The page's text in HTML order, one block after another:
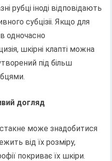
рубці іноді відповідають
субцізіі. Якщо для
одночасно
шкірні клапті можна
під більш
догляд
може знадобитися
від їх розміру,
покриває їх шкіри.